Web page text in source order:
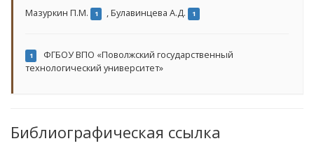
Мазуркин П.М. 1 ,Булавинцева А.Д. 1
1
ФГБОУ ВПО «Поволжский государственный
технологический университет»
Библиографическая ссылка